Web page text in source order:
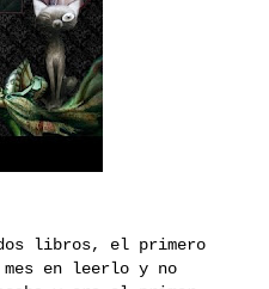
dos libros, el primero
en leerlo y no